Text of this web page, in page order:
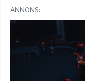
ANNONS: